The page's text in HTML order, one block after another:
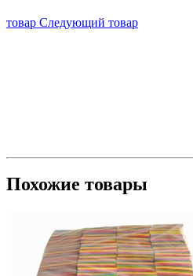
товар Следующий товар
Похожие товары